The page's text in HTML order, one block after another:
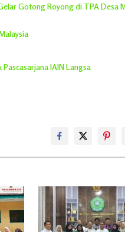
Gotong Royong di TPA Desa
IAIN Langsa